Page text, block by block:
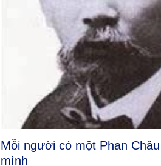
Mỗi người có một Phan
mình